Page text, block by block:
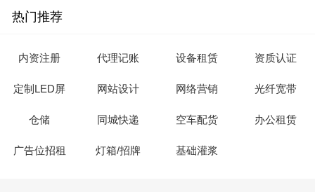
热门推荐
内资注册 代理记账 设备租赁 资质认证
定制LED屏 网站设计 网络营销 光纤宽带
仓储 同城快递 空车配货 办公租赁
广告位招租 灯箱/招牌 基础灌浆